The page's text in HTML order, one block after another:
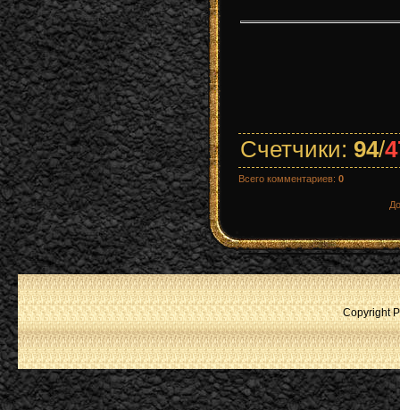
Счетчики: 94/
Всего комментариев: 0
Copyright